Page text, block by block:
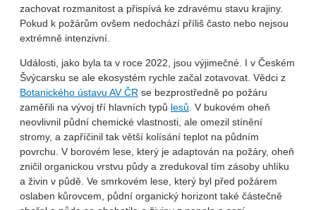
zachovat rozmanitost a přispívá ke zdravému stavu krajiny.
Pokud k požárům ovšem nedochází příliš často nebo nejsou
extrémně intenzivní.
Události, jako byla ta v roce 2022, jsou výjimečné. I v Českém
Švýcarsku se ale ekosystém rychle začal zotavovat. Vědci z
Botanického ústavu AV ČR se bezprostředně po požáru
zaměřili na vývoj tří hlavních typů lesů . V bukovém oheň
neovlivnil půdní chemické vlastnosti, ale omezil stínění
stromy, a zapříčinil tak větší kolísání teplot na půdním
povrchu. V borovém lese, který je adaptován na požáry, oheň
zničil organickou vrstvu půdy a zredukoval tím zásoby uhlíku
a živin v půdě. Ve smrkovém lese, který byl před požárem
oslaben kůrovcem, půdní organický horizont také částečně